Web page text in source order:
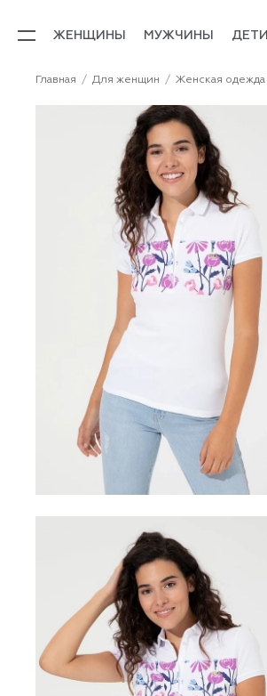
ЖЕНЩИНЫ МУЖЧИНЫ ДЕТИ
Главная Для женщин Женская одежда